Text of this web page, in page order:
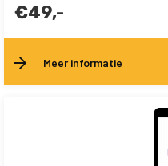
€49,-
Meer informatie